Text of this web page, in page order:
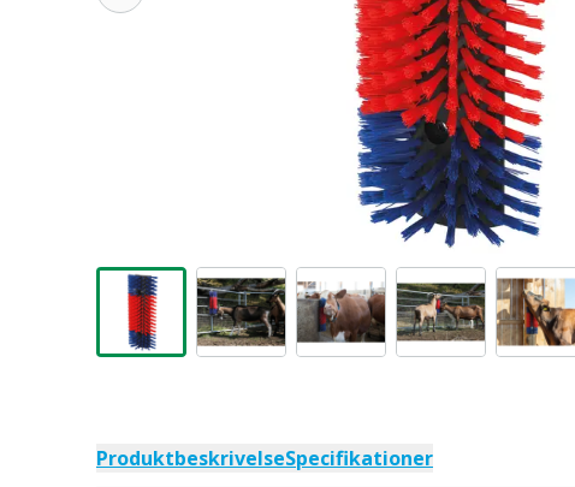
ProduktbeskrivelseSpecifikationer